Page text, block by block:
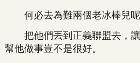
何必去為難兩個老冰棒兒呢
把他們丟到正義聯盟去，讓
幫他做事豈不是很好。